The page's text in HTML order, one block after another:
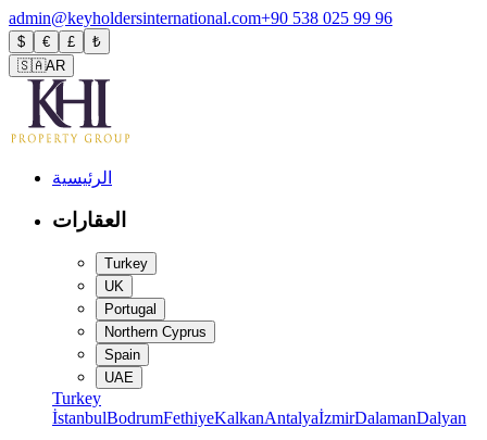
admin@keyholdersinternational.com+90 538 025 99 96
$ € £
₺
🇸🇦AR
الرئيسية
العقارات
Turkey
UK
Portugal
Northern Cyprus
Spain
UAE
Turkey
İstanbulBodrumFethiyeKalkanAntalyaİzmirDalamanDalyan